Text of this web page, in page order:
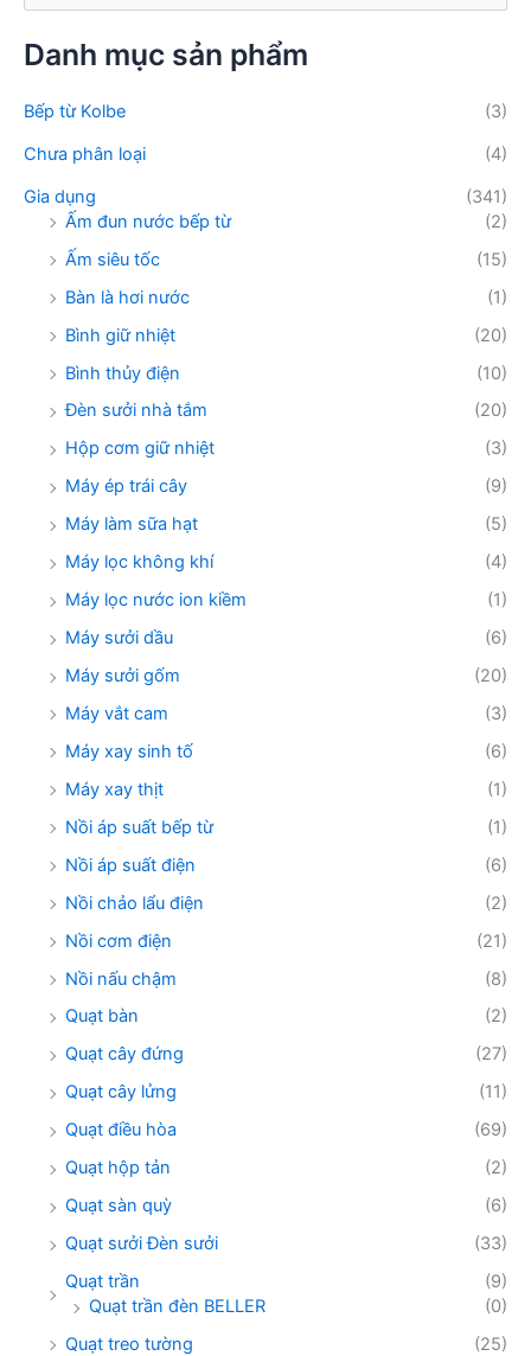
:
k
i
m
Danh mục sản phẩm
Bếp từ Kolbe
(3)
Chưa phân loại
(4)
Gia dụng
(341)
Ấm đun nước bếp từ
(2)
Ấm siêu tốc
(15)
Bàn là hơi nước
(1)
Bình giữ nhiệt
(20)
Bình thủy điện
(10)
Đèn sưởi nhà tắm
(20)
Hộp cơm giữ nhiệt
(3)
Máy ép trái cây
(9)
Máy làm sữa hạt
(5)
Máy lọc không khí
(4)
Máy lọc nước ion kiềm
(1)
Máy sưởi dầu
(6)
Máy sưởi gốm
(20)
Máy vắt cam
(3)
Máy xay sinh tố
(6)
Máy xay thịt
(1)
Nồi áp suất bếp từ
(1)
Nồi áp suất điện
(6)
Nồi chảo lẩu điện
(2)
Nồi cơm điện
(21)
Nồi nấu chậm
(8)
Quạt bàn
(2)
Quạt cây đứng
(27)
Quạt cây lửng
(11)
Quạt điều hòa
(69)
Quạt hộp tản
(2)
Quạt sàn quỳ
(6)
Quạt sưởi Đèn sưởi
(33)
Quạt trần
(9)
Quạt trần đèn BELLER
(0)
Quạt treo tường
(25)